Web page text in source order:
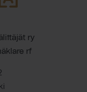
ry
rf